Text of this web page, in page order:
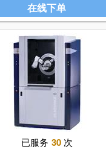
在线下单
已服务 30次